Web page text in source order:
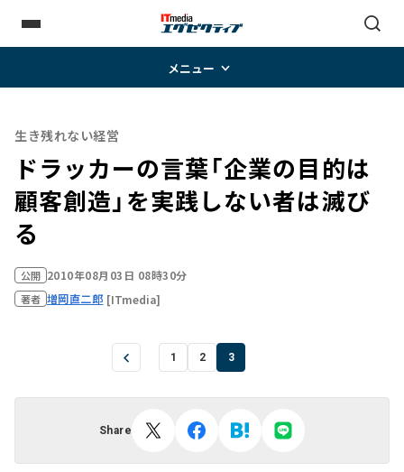
メニュー
生き残れない経営
ドラッカーの言葉「企業の目的は
顧客創造」を実践しない者は滅び
る
公開 2010年08月03日 08時30分
著者 増岡直二郎 [ITmedia]
1 2 3
Share